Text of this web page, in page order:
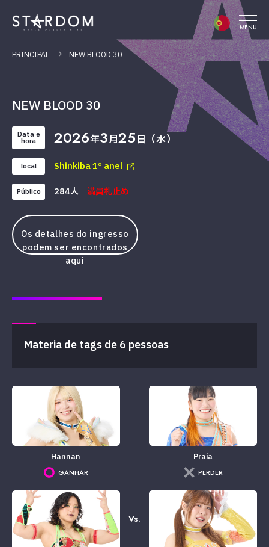
MENU
PRINCIPAL NEW BLOOD 30
NEW BLOOD 30
Data e
hora 2026年3月25日（水）
local Shinkiba 1º anel
Público 284人 満員札止め
Os detalhes do ingresso
podem ser encontrados
aqui
Materia de tags de 6 pessoas
Hannan
GANHAR
Vs.
Praia
PERDER